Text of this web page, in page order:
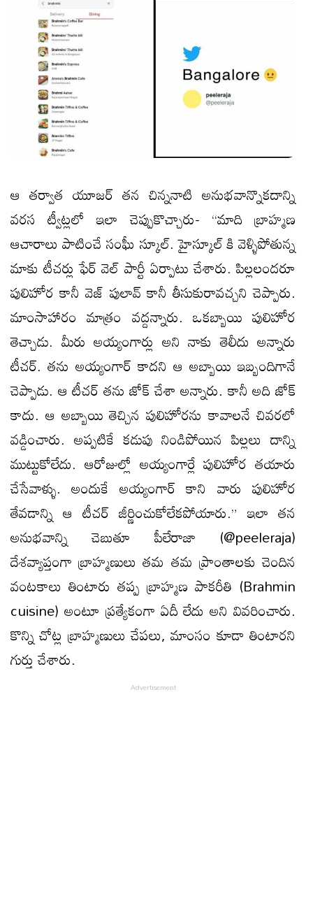
ఆ తర్వాత యూజర్ తన చిన్ననాటి అనుభవాన్నొకదాన్ని
వరస ట్వీట్లలో ఇలా చెప్పుకొచ్చారు- “మాది బ్రాహ్మణ
ఆచారాలు పాటించే సంఘీ స్కూల్. హైస్కూల్ కి వెళ్ళిపోతున్న
మాకు టీచర్లు ఫేర్ వెల్ పార్టీ ఏర్పాటు చేశారు. పిల్లలందరూ
పులిహోర కానీ వెజ్ పులావ్ కానీ తీసుకురావచ్చని చెప్పారు.
మాంసాహారం మాత్రం వద్దన్నారు. ఒకబ్బాయి పులిహోర
తెచ్చాడు. మీరు అయ్యంగార్లు అని నాకు తెలీదు అన్నారు
టీచర్. తను అయ్యంగార్ కాదని ఆ అబ్బాయి ఇబ్బందిగానే
చెప్పాడు. ఆ టీచర్ తను జోక్ చేశా అన్నారు. కానీ అది జోక్
కాదు. ఆ అబ్బాయి తెచ్చిన పులిహోరను కావాలనే చివరలో
వడ్డించారు. అప్పటికే కడుపు నిండిపోయిన పిల్లలు దాన్ని
ముట్టుకోలేదు. ఆరోజుల్లో అయ్యంగార్లే పులిహోర తయారు
చేసేవాళ్ళు. అందుకే అయ్యంగార్ కాని వారు పులిహోర
తేవడాన్ని ఆ టీచర్ జీర్ణించుకోలేకపోయారు.” ఇలా తన
అనుభవాన్ని చెబుతూ పీలేరాజా (@peeleraja)
దేశవ్యాప్తంగా బ్రాహ్మణులు తమ తమ ప్రాంతాలకు చెందిన
వంటకాలు తింటారు తప్ప బ్రాహ్మణ పాకరీతి (Brahmin
cuisine) అంటూ ప్రత్యేకంగా ఏదీ లేదు అని వివరించారు.
కొన్ని చోట్ల బ్రాహ్మణులు చేపలు, మాంసం కూడా తింటారని
గుర్తు చేశారు.